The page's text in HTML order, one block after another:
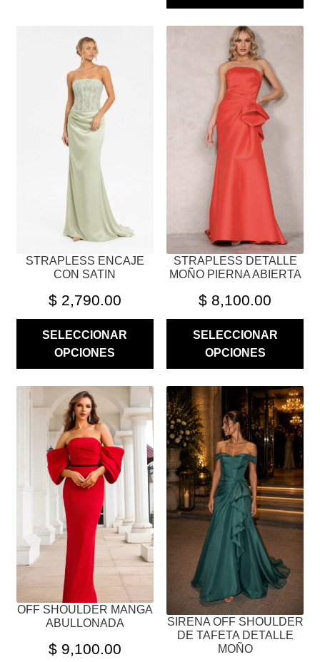
STRAPLESS ENCAJE
CON SATIN
$2,790.00
SELECCIONAR
OPCIONES
PRODUCTO
MÚLTIPLES
VARIANTES.
OPCIONES
DE
STRAPLESS DETALLE
MOÑO PIERNA ABIERTA
$ 8,100.00
SELECCIONAR
OPCIONES
PRODUCTO
MÚLTIPLES
VARIANTES.
OPCIONES
PUEDEN
LA
PÁGINA
DE
OFF SHOULDER MANGA
ABULLONADA
$9,100.00
ESTE
PRODUCTO
TIENE
MÚLTIPLES
VARIANTES.
OPCIONES
PUEDEN
ELEGIR
EN
PÁGINA
PRODUCTO
SIRENA OFF SHOULDER
DE TAFETA DETALLE
MOÑO
ESTE
PRODUCTO
TIENE
MÚLTIPLES
VARIANTES.
LAS
OPCIONES
SE
PUEDEN
ELEGIR
PÁGINA
DE
PRODUCTO